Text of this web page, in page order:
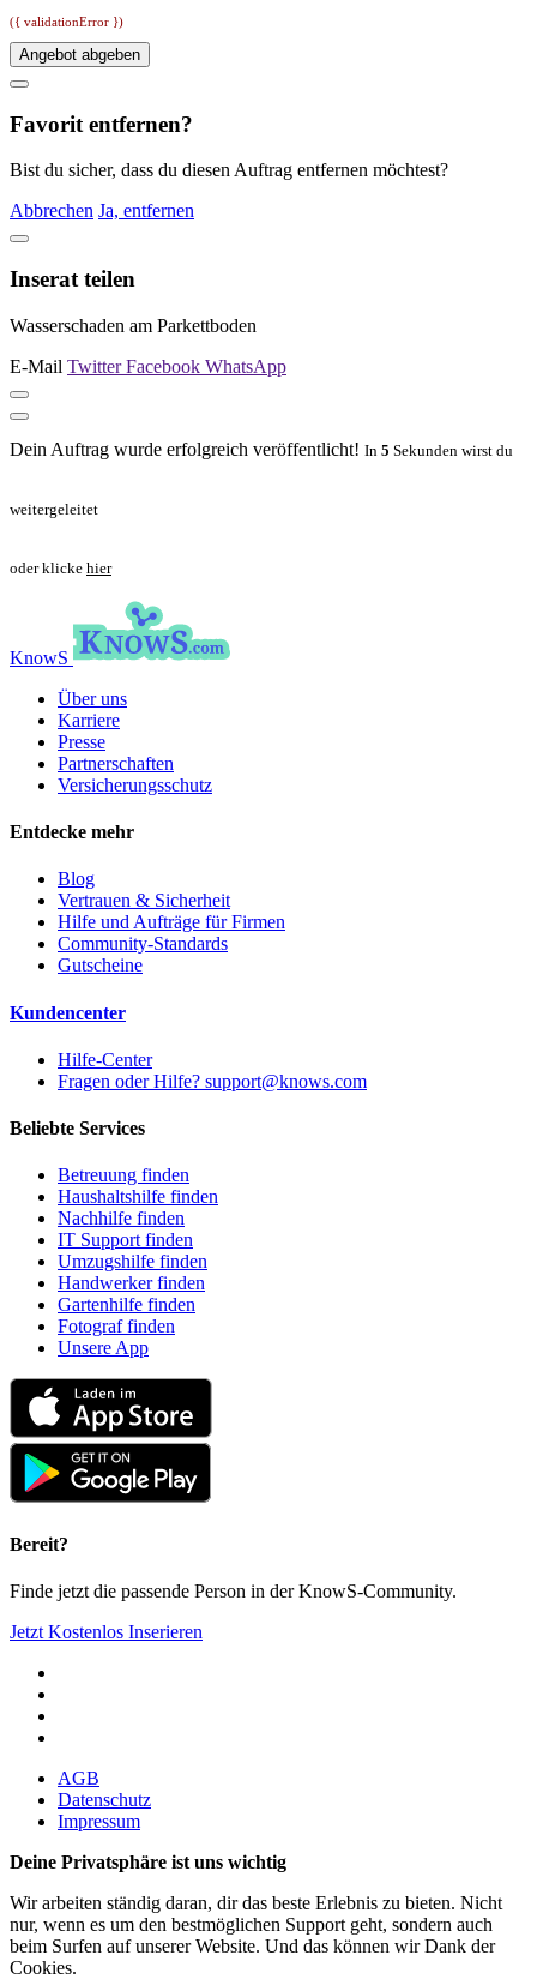
({ validationError })
Angebot abgeben
Favorit entfernen?
Bist du sicher, dass du diesen Auftrag entfernen möchtest?
Abbrechen Ja, entfernen
Inserat teilen
Wasserschaden am Parkettboden
E-Mail TwitterFacebook WhatsApp
Dein Auftrag wurde erfolgreich veröffentlicht! In 5 Sekunden wirst du
weitergeleitet
oder klicke hier
KnowS
Über uns
Karriere
Presse
Partnerschaften
Versicherungsschutz
Entdecke mehr
Blog
Vertrauen & Sicherheit
Hilfe und Aufträge für Firmen
Community-Standards
Gutscheine
Kundencenter
Hilfe-Center
Fragen oder Hilfe? support@knows.com
Beliebte Services
Betreuung finden
Haushaltshilfe finden
Nachhilfe finden
IT Support finden
Umzugshilfe finden
Handwerker finden
Gartenhilfe finden
Fotograf finden
Unsere App
Bereit?
Finde jetzt die passende Person in der KnowS-Community.
Jetzt Kostenlos Inserieren
AGB
Datenschutz
Impressum
Deine Privatsphäre ist uns wichtig
Wir arbeiten ständig daran, dir das beste Erlebnis zu bieten. Nicht
nur, wenn es um den bestmöglichen Support geht, sondern auch
beim Surfen auf unserer Website. Und das können wir Dank der
Cookies.